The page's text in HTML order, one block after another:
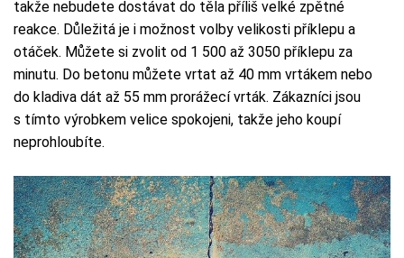
takže nebudete dostávat do těla příliš velké zpětné
reakce. Důležitá je i možnost volby velikosti příklepu a
otáček. Můžete si zvolit od 1 500 až 3050 příklepu za
minutu. Do betonu můžete vrtat až 40 mm vrtákem nebo
do kladiva dát až 55 mm prorážecí vrták. Zákazníci jsou
s tímto výrobkem velice spokojeni, takže jeho koupí
neprohloubíte.